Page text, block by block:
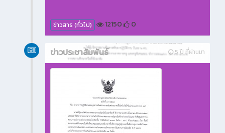
ข่าวสาร (ทั่วไป) 12150 0
5 ปี ที่ผ่านมา
ข่าวประชาสัมพันธ์